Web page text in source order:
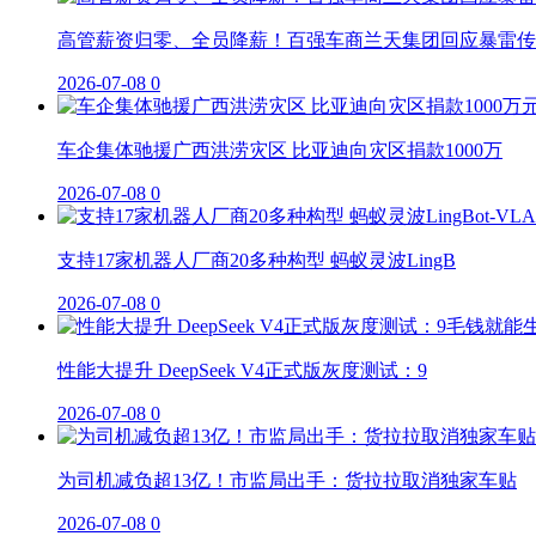
高管薪资归零、全员降薪！百强车商兰天集团回应暴雷
2026-07-08 0
车企集体驰援广西洪涝灾区 比亚迪向灾区捐款1000万
2026-07-08 0
支持17家机器人厂商20多种构型 蚂蚁灵波LingB
2026-07-08 0
性能大提升 DeepSeek V4正式版灰度测试：9
2026-07-08 0
为司机减负超13亿！市监局出手：货拉拉取消独家车贴
2026-07-08 0